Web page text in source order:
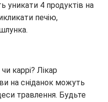
уникати 4 продуктів на
печію,
каррі? Лікар
на сніданок можуть
травлення. Будьте